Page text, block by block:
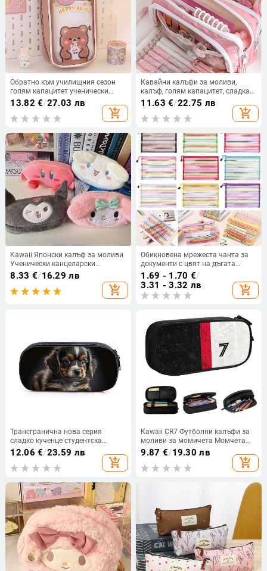
Обратно към училищния сезон
голям капацитет ученически
калъф за молив канцеларски
материали прозрачен сладък
прост молив калъф за молив
молив
13.82 €/27.03 лв
add_shopping_cart
Кавайни калъфи за моливи,
калъф, голям капацитет, сладка
чанта за писалка, обратно в
училище пособия за момичета,
студенти, деца, корейски
11.63 €/22.75 лв
add_shopping_cart
Kawaii Японски калъф за моливи
Ученически канцеларски
материали за момичета Кутия за
писалка Сладка плюшена
козметична чанта Голям
8.33 €/16.29 лв
add_shopping_cart
Обикновена мрежеста чанта за
документи с цвят на дъгата
Многоцветна чанта за
канцеларски материали с цип
Найлонова чанта Пенал за офис
ученик Ученически пособия
1.69 - 1.70 €/
3.31 - 3.32 лв
add_shopping_cart
Трансгранична нова серия
сладко кученце студентска
еднослойна чанта за молив
карикатура тенденция голям
капацитет полиестерна чанта за
12.06 €/23.59 лв
add_shopping_cart
Kawaii CR7 Футболни калъфи за
моливи за момичета Момчета
Голямо съхранение Роналдо
Футболен калъф за молив
Училищни аксесоари
9.87 €/19.30 лв
add_shopping_cart